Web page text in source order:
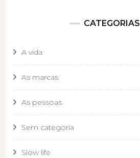
CATEGORIAS
A vida
As marcas
As pessoas
Sem categoria
Slow life